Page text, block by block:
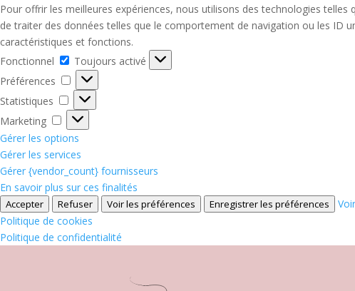
Pour offrir les meilleures expériences, nous utilisons des technologies
de traiter des données telles que le comportement de navigation ou les ID
caractéristiques et fonctions.
Fonctionnel
Fonctionnel
Toujours activé
Préférences
Préférences
Statistiques
Statistiques
Marketing
Marketing
Gérer les options
Gérer les services
Gérer {vendor_count} fournisseurs
En savoir plus sur ces finalités
Accepter Refuser Voir les préférences Enregistrer les préférences
Politique de cookies
Politique de confidentialité